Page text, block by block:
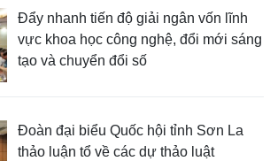
Đẩy nhanh tiến độ giải ngân vốn lĩnh
vực khoa học công nghệ, đổi mới sáng
tạo và chuyển đổi số
Đoàn đại biểu Quốc hội tỉnh Sơn La
thảo luận tổ về các dự thảo luật